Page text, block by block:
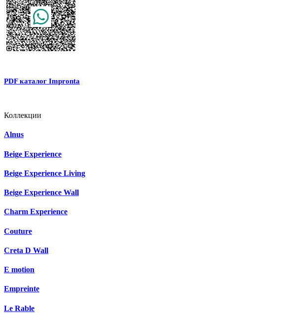
PDF каталог Impronta
Коллекции
Alnus
Beige Experience
Beige Experience Living
Beige Experience Wall
Charm Experience
Couture
Creta D Wall
E motion
Empreinte
Le Rable